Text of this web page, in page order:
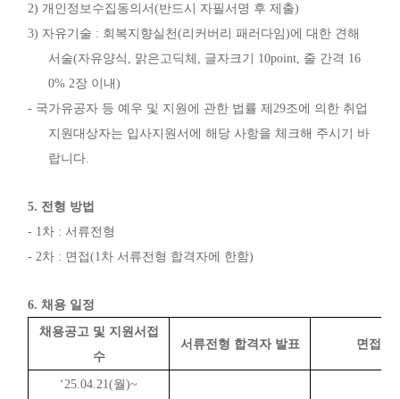
2) 개인정보수집동의서 (반드시 자필서명 후 제출)
3) 자유기술 : 회복지향실천(리커버리 패러다임)에 대한 견해
서술(자유양식 , 맑은고딕체 , 글자크기 10point, 줄 간격 16
0% 2장 이내 )
- 국가유공자 등 예우 및 지원에 관한 법률 제 29조에 의한 취업
지원대상자는 입사지원서에 해당 사항을 체크해 주시기 바
랍니다.
5. 전형 방법
- 1차 : 서류전형
- 2차 : 면접(1차 서류전형 합격자에 한함)
6. 채용 일정
채용공고 및 지원서접
수
서류전형 합격자 발표 면접시
‘25.04.21(월)~